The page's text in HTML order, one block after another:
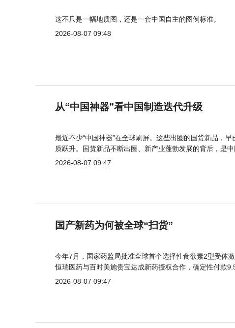
这不只是一幅地质图，还是一套中国自主的图例标准。
2026-08-07 09:48
从“中国神器”看中国制造迭代升级
最近不少“中国神器”在全球刷屏。这些出圈的国货新品，
质跃升。国货新品不断出圈、新产业蓬勃发展的背后，是中
2026-08-07 09:47
国产新药为何被全球“扫货”
今年7月，国家药监局批准全球首个选择性食欲素2型受体
恒瑞医药与百时美施贵宝达成新药授权合作，确定性付款
2026-08-07 09:47